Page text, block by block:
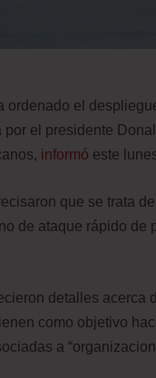
ordenado el
el presidente
informó este
que se trata
de ataque rápido
detalles
como objetivo
a